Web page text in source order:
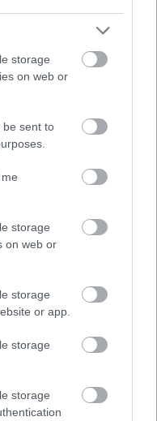
storage
on web or
be sent to
storage
on web or
storage
or app.
storage
storage